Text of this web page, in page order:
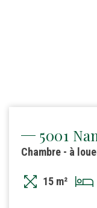
5001
Chambre - à
15 m²